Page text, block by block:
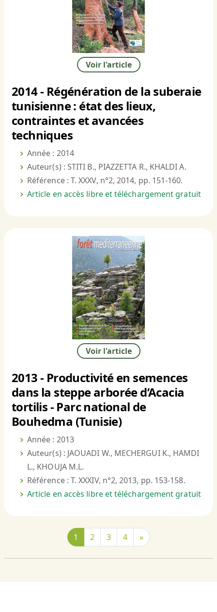
Voir l'article
2014 - Régénération de la suberaie
tunisienne : état des lieux,
contraintes et avancées
techniques
Année : 2014
Auteur(s) : STITI B., PIAZZETTA R., KHALDI A.
Référence : T. XXXV, n°2, 2014, pp. 151-160.
Article en accès libre et téléchargement gratuit
Voir l'article
2013 - Productivité en semences
dans la steppe arborée d’Acacia
tortilis - Parc national de
Bouhedma (Tunisie)
Année : 2013
Auteur(s) : JAOUADI W., MECHERGUI K., HAMDI
L., KHOUJA M.L.
Référence : T. XXXIV, n°2, 2013, pp. 153-158.
Article en accès libre et téléchargement gratuit
1 2 3 4 »